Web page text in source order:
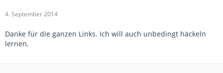
4. September 2014
Danke für die ganzen Links. Ich will auch unbedingt häckeln
lernen.